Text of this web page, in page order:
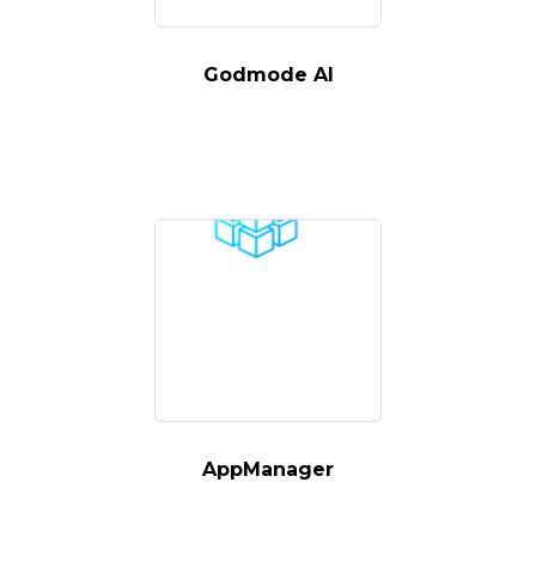
Godmode AI
AppManager